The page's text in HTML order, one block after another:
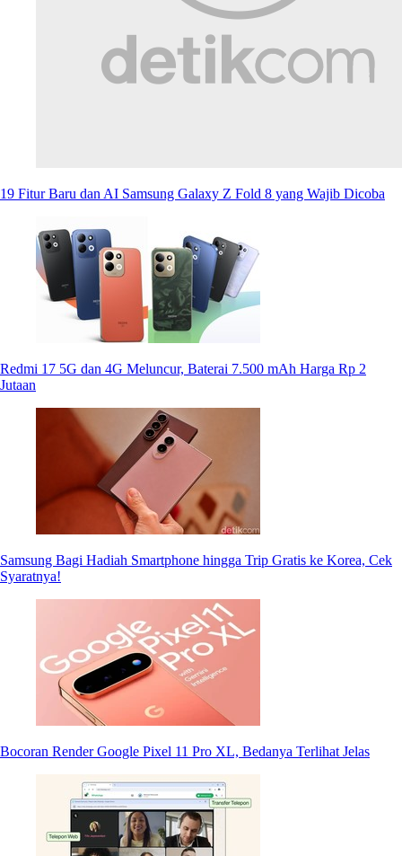
19 Fitur Baru dan AI Samsung Galaxy Z Fold 8 yang Wajib Dicoba
Redmi 17 5G dan 4G Meluncur, Baterai 7.500 mAh Harga Rp 2
Jutaan
Samsung Bagi Hadiah Smartphone hingga Trip Gratis ke Korea, Cek
Syaratnya!
Bocoran Render Google Pixel 11 Pro XL, Bedanya Terlihat Jelas